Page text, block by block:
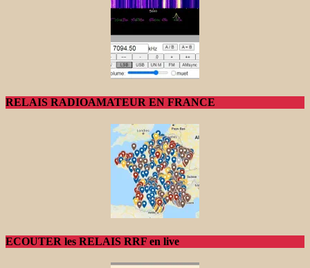
RELAIS RADIOAMATEUR EN FRANCE
ECOUTER les RELAIS RRF en live